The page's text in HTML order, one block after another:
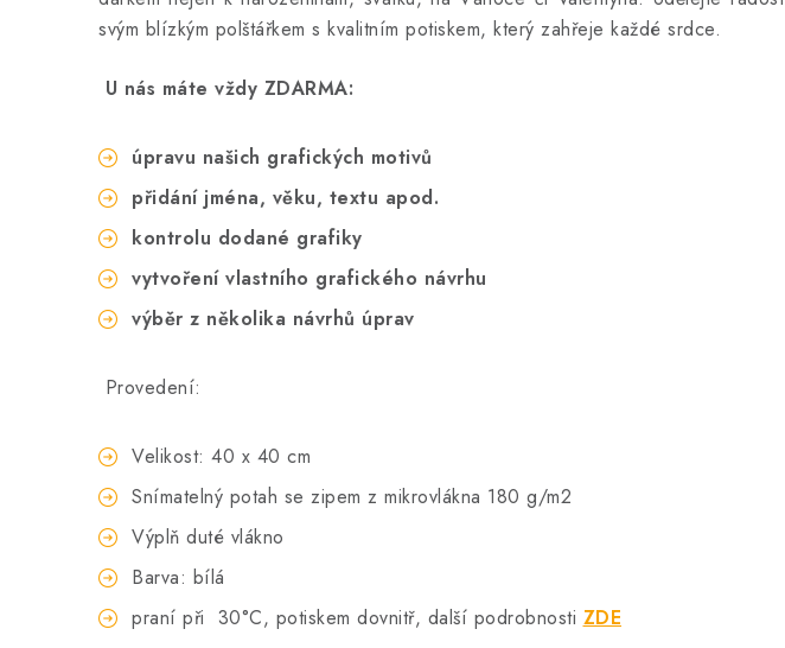
svým blízkým polštářkem s kvalitním potiskem, který zahřeje každé srdce.
U nás máte vždy ZDARMA:
úpravu našich grafických motivů
přidání jména, věku, textu apod.
kontrolu dodané grafiky
vytvoření vlastního grafického návrhu
výběr z několika návrhů úprav
Provedení:
Velikost: 40 x 40 cm
Snímatelný potah se zipem z mikrovlákna 180 g/m2
Výplň duté vlákno
Barva: bílá
praní při 30°C, potiskem dovnitř, další podrobnosti ZDE